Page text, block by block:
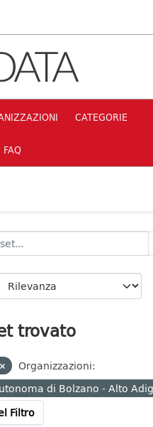
CATEGORIE
FAQ
trovato
Organizzazioni:
di Bolzano - Alto
Filtro